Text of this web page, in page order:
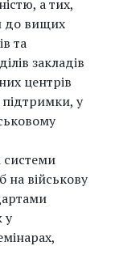
а тих,
до вищих
та
закладів
центрів
підтримки, у
системи
на військову
у